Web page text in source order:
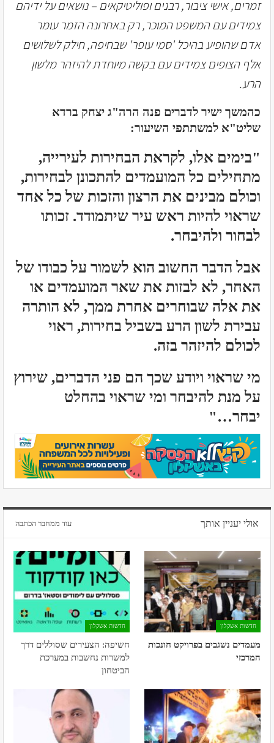
זמרים, אישי ציבור, רבנים ופוליטיקאים – נושאים על ידיהם
צמידים עם המשפט המוכר, רק באחרונה הזמר עומר
אדם שהופיע בהיכל 'סמי עופר' שבחיפה, חילק לשלושים
אלף הצופים צמידים עם בקשה מיוחדת להיזהר מלשון
הרע.
כהמשך ישיר לדברים פנה הרה"ג יצחק ברדא
שליט"א למשתתפי השיעור:
"בימים אלו, לקראת הבחירות לעירייה,
מתחילים כל המועמדים להתכונן לבחירות,
וכולם מבינים את הרצון והזכות של כל אחד
שראוי להיות ראש עיר שיתמודד. זכותו
לבחור ולהיבחר.
אבל הדבר החשוב הוא לשמור על כבודו של
האחר, לא לבזות את שאר המועמדים או
את אלה שבוחרים אחרת ממך, לא הותרה
עבירת לשון הרע בשביל בחירות, ראוי
לכולם להיזהר בזה.
מי שראוי ויודע שכך הם פני הדברים, שירוץ
על מנת להיבחר ומי שראוי בהחלט
יבחר…"
אולי יעניין אותך עוד ממחבר הכתבה
חדשות אשקלון
מעמדים נשגבים בפרויקט חונכות
המרכזי
חדשות אשקלון
חשיפה: הצעירים שסוללים דרך
למשרות נחשבות במערכת
הביטחון